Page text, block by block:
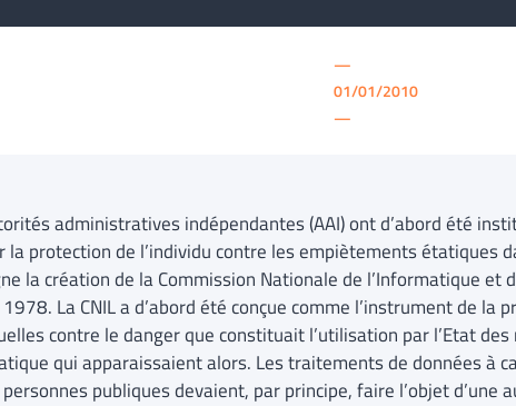
—
01/01/2010
—
administratives indépendantes (AAI) ont d’abord été
la protection de l’individu contre les empiètements étatiques
la création de la Commission Nationale de l’Informatique et
La CNIL a d’abord été conçue comme l’instrument de la
contre le danger que constituait l’utilisation par l’Etat
qui apparaissaient alors. Les traitements de données à
publiques devaient, par principe, faire l’objet d’une